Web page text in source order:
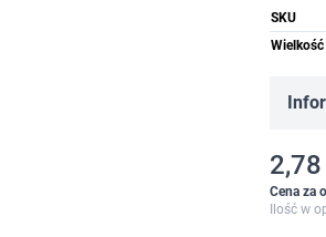
SKU
2,78
Cena za
Ilość w